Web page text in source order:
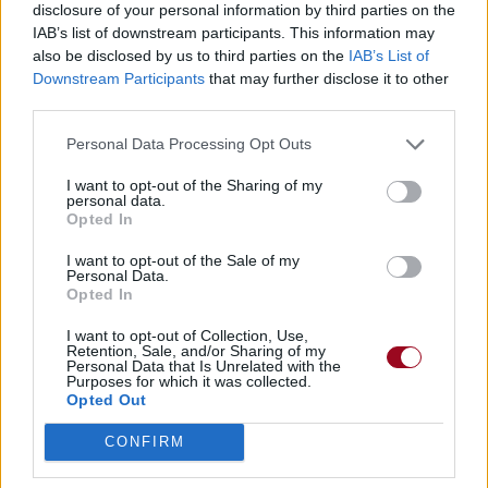
disclosure of your personal information by third parties on the
IAB’s list of downstream participants. This information may
also be disclosed by us to third parties on the IAB’s List of
Downstream Participants that may further disclose it to other
Personal Data Processing Opt Outs
I want to opt-out of the Sharing of my
personal data.
Opted In
I want to opt-out of the Sale of my
Personal Data.
Opted In
I want to opt-out of Collection, Use,
Retention, Sale, and/or Sharing of my
Personal Data that Is Unrelated with the
Purposes for which it was collected.
Opted Out
CONFIRM